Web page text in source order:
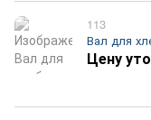
113
Вал для
Цену